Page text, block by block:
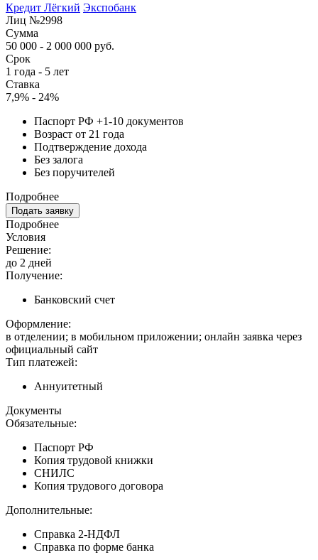
Кредит Лёгкий Экспобанк
Лиц №2998
Сумма
50 000 - 2 000 000 руб.
Срок
1 года - 5 лет
Ставка
7,9% - 24%
Паспорт РФ +1-10 документов
Возраст от 21 года
Подтверждение дохода
Без залога
Без поручителей
Подробнее
Подать заявку
Подробнее
Условия
Решение:
до 2 дней
Получение:
Банковский счет
Оформление:
в отделении; в мобильном приложении; онлайн заявка через
официальный сайт
Тип платежей:
Аннуитетный
Документы
Обязательные:
Паспорт РФ
Копия трудовой книжки
СНИЛС
Копия трудового договора
Дополнительные:
Справка 2-НДФЛ
Справка по форме банка